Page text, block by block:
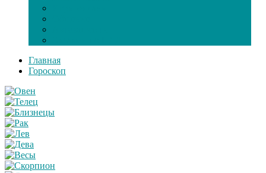
Главная
Гороскоп